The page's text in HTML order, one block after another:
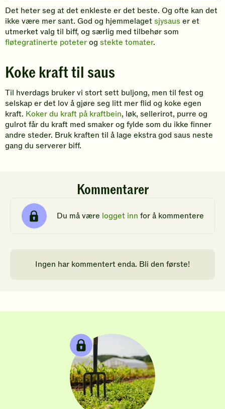
Det heter seg at det enkleste er det beste. Og ofte kan det
ikke være mer sant. God og hjemmelagetsjysaus er et
utmerket valg til biff, og særlig med tilbehør som
fløtegratinerte poteterog stekte tomater.
Koke kraft til saus
Til hverdags bruker vi stort sett buljong, men til fest og
selskap er det lov å gjøre seg litt mer flid og koke egen
kraft. Koker du kraft på kraftbein, løk, sellerirot, purre og
gulrot får du kraft med smaker og fylde som du ikke finner
andre steder. Bruk kraften til å lage ekstra god saus neste
gang du serverer biff.
Kommentarer
Du må være logget inn for å kommentere
Ingen har kommentert enda. Bli den første!